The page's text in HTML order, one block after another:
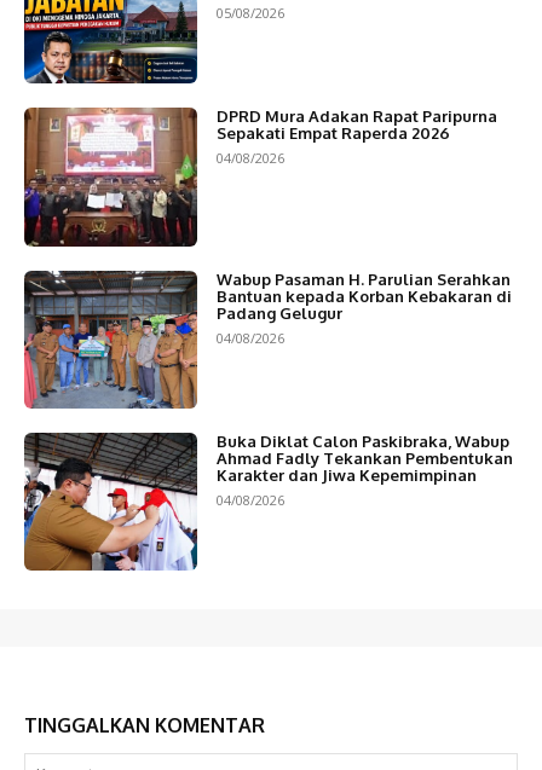
05/08/2026
DPRD Mura Adakan Rapat Paripurna
Sepakati Empat Raperda 2026
04/08/2026
Wabup Pasaman H. Parulian Serahkan
Bantuan kepada Korban Kebakaran di
Padang Gelugur
04/08/2026
Buka Diklat Calon Paskibraka, Wabup
Ahmad Fadly Tekankan Pembentukan
Karakter dan Jiwa Kepemimpinan
04/08/2026
TINGGALKAN KOMENTAR